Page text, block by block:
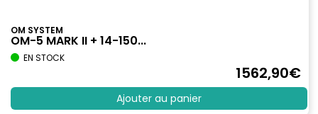
OM SYSTEM
OM-5 MARK II + 14-150...
EN STOCK
1562,90€
Ajouter au panier